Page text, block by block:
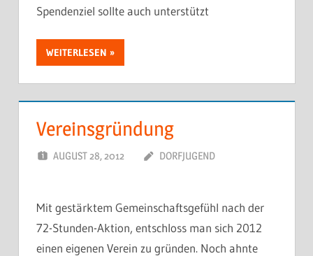
Spendenziel sollte auch unterstützt
WEITERLESEN
Vereinsgründung
AUGUST 28, 2012 DORFJUGEND
Mit gestärktem Gemeinschaftsgefühl nach der
72-Stunden-Aktion, entschloss man sich 2012
einen eigenen Verein zu gründen. Noch ahnte